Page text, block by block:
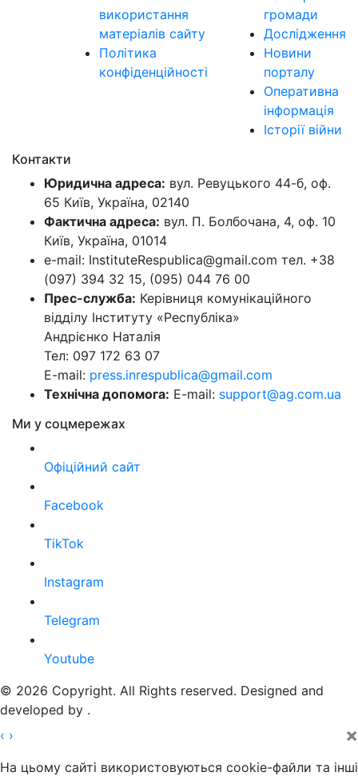
використання
матеріалів сайту
Політика
конфіденційності
громади
Дослідження
Новини
порталу
Оперативна
інформація
Історії війни
Контакти
Юридична адреса: вул. Ревуцького 44-б, оф.
65 Київ, Україна, 02140
Фактична адреса: вул. П. Болбочана, 4, оф. 10
Київ, Україна, 01014
e-mail: InstituteRespublica@gmail.com тел. +38
(097) 394 32 15, (095) 044 76 00
Прес-служба: Керівниця комунікаційного
відділу Інституту «Республіка»
Андрієнко Наталія
Тел: 097 172 63 07
E-mail: press.inrespublica@gmail.com
Технічна допомога: E-mail: support@ag.com.ua
Ми у соцмережах
Офіційний сайт
Facebook
TikTok
Instagram
Telegram
Youtube
© 2026 Copyright. All Rights reserved. Designed and
developed by .
‹ › ×
На цьому сайті використовуються cookie-файли та інші